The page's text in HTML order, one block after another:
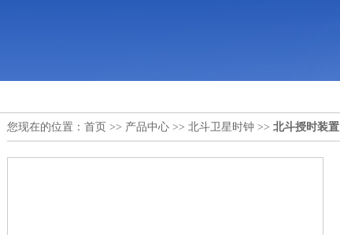
您现在的位置： 首页 >> 产品中心 >> 北斗卫星时钟 >> 北斗授时装置